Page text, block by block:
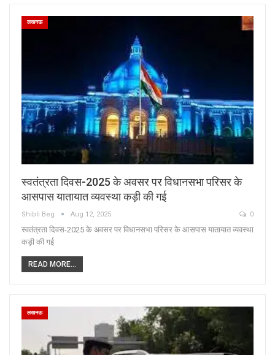
लखनऊ
स्वतंत्रता दिवस-2025 के अवसर पर विधानसभा परिसर के
आसपास यातायात व्यवस्था कड़ी की गई
Shibli Beg Aug 12, 2025 0
स्वतंत्रता दिवस-2025 के अवसर पर विधानसभा परिसर के आसपास यातायात व्यवस्था
कड़ी की गई
READ MORE...
लखनऊ